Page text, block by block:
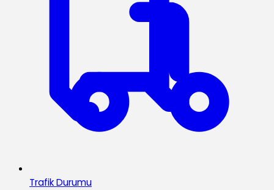
Trafik Durumu